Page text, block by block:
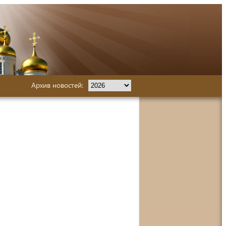
Архив новостей: